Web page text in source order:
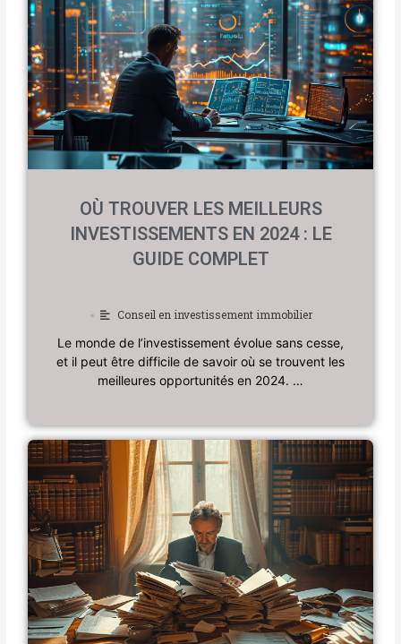
OÙ TROUVER LES MEILLEURS
INVESTISSEMENTS EN 2024 : LE
GUIDE COMPLET
• Conseil en investissement immobilier
Le monde de l’investissement évolue sans cesse,
et il peut être difficile de savoir où se trouvent les
meilleures opportunités en 2024. …